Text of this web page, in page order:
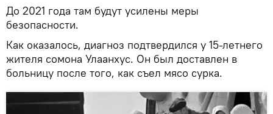
До 2021 года там будут усилены меры
безопасности.
Как оказалось, диагноз подтвердился у 15-летнего
жителя сомона Улаанхус. Он был доставлен в
больницу после того, как съел мясо сурка.